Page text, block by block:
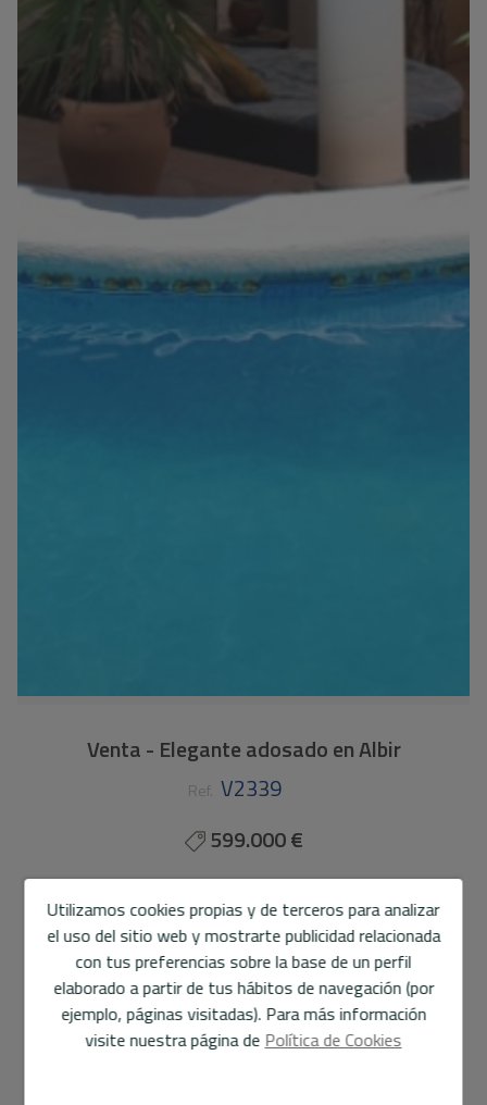
Venta - Elegante adosado en Albir
Ref. V2339
599.000 €
176 m2 400 m2 4 3
Casa adosadaenAlbir
En una de las zonas más exclusivas y demandadas de
L’Albir, este elegante adosado con piscina privada
destaca por su amplitud, luminosidad y excelente calidad
Utilizamos cookies propias y de terceros para analizar
el uso del sitio web y mostrarte publicidad relacionada
con tus preferencias sobre la base de un perfil
elaborado a partir de tus hábitos de navegación (por
ejemplo, páginas visitadas). Para más información
visite nuestra página de Política de Cookies